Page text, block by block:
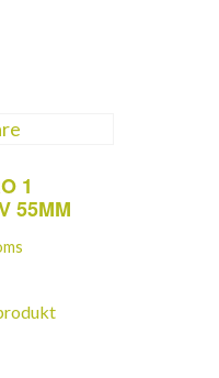
1
55MM